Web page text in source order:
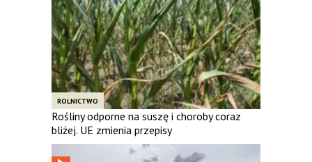
ROLNICTWO
Rośliny odporne na suszę i choroby coraz
bliżej. UE zmienia przepisy